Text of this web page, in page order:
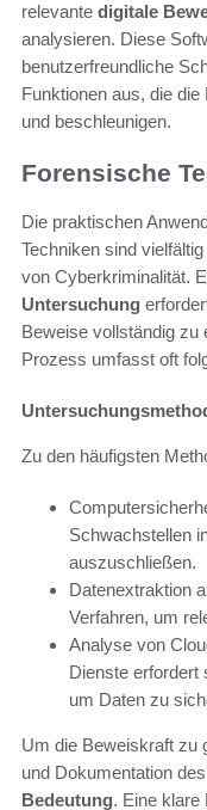
relevante digitale
analysieren. Diese
benutzerfreundliche
Funktionen aus, die
und beschleunigen.
Forensische
Die praktischen
Techniken sind
von Cyberkriminalität.
Untersuchung
Beweise vollständig zu
Prozess umfasst oft
Zu den häufigsten
Schwachstellen
auszuschließen.
Datenextraktion
Verfahren, um
Analyse von
Dienste erfordert
um Daten zu
Um die Beweiskraft zu
und Dokumentation
Bedeutung. Eine klare